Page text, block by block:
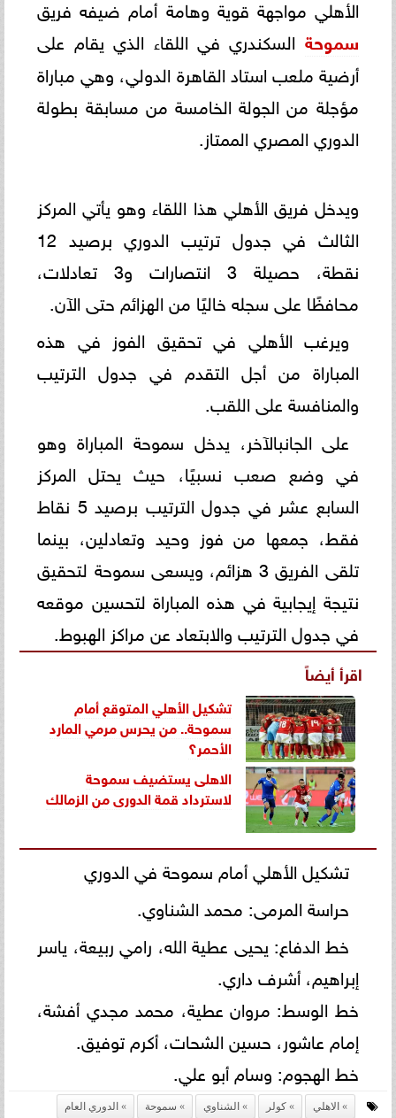
الأهلي مواجهة قوية وهامة أمام ضيفه فريق
سموحة السكندري في اللقاء الذي يقام على
أرضية ملعب استاد القاهرة الدولي، وهي مباراة
مؤجلة من الجولة الخامسة من مسابقة بطولة
الدوري المصري الممتاز.
ويدخل فريق الأهلي هذا اللقاء وهو يأتي المركز
الثالث في جدول ترتيب الدوري برصيد 12
نقطة، حصيلة 3 انتصارات و3 تعادلات،
محافظًا على سجله خاليًا من الهزائم حتى الآن.
ويرغب الأهلي في تحقيق الفوز في هذه
المباراة من أجل التقدم في جدول الترتيب
والمنافسة على اللقب.
على الجانبالآخر، يدخل سموحة المباراة وهو
في وضع صعب نسبيًا، حيث يحتل المركز
السابع عشر في جدول الترتيب برصيد 5 نقاط
فقط، جمعها من فوز وحيد وتعادلين، بينما
تلقى الفريق 3 هزائم، ويسعى سموحة لتحقيق
نتيجة إيجابية في هذه المباراة لتحسين موقعه
في جدول الترتيب والابتعاد عن مراكز الهبوط.
اقرأ أيضاً
تشكيل الأهلي المتوقع أمام
سموحة.. من يحرس مرمي المارد
الأحمر؟
الاهلى يستضيف سموحة
لاسترداد قمة الدورى من الزمالك
تشكيل الأهلي أمام سموحة في الدوري
حراسة المرمى: محمد الشناوي.
خط الدفاع: يحيى عطية الله، رامي ربيعة، ياسر
إبراهيم، أشرف داري.
خط الوسط: مروان عطية، محمد مجدي أفشة،
إمام عاشور، حسين الشحات، أكرم توفيق.
خط الهجوم: وسام أبو علي.
الاهلي كولر الشناوي سموحة
الدوري العام